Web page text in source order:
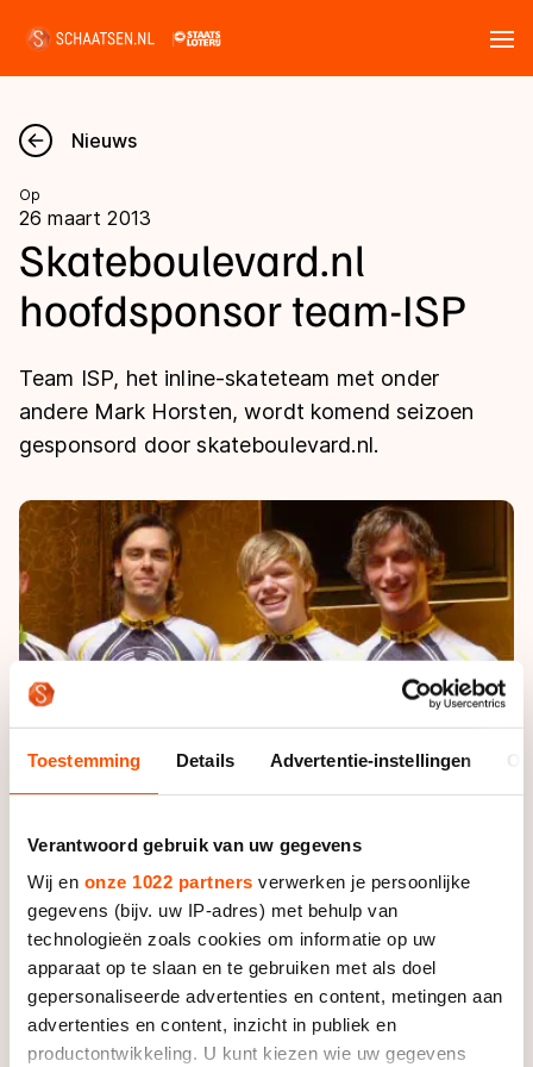
Toestemming Details Advertentie-instellingen
Verantwoord gebruik van uw gegevens
Wij en onze 1022 partners verwerken je persoonlijke
gegevens (bijv. uw IP-adres) met behulp van
technologieën zoals cookies om informatie op uw
apparaat op te slaan en te gebruiken met als doel
gepersonaliseerde advertenties en content, metingen aan
advertenties en content, inzicht in publiek en
productontwikkeling. U kunt kiezen wie uw gegevens
Nieuws
Kalender
Disciplines
Langebaan
Shorttrack
Kunstschaatsen
Schoonrijden
Natuurijs
Uitslagen
Langebaan
Marathon
Inlineskaten
Kunstschaatsen
Tijden & historie
Ranglijsten Langebaan
Persoonlijke records & tijden
Historie & statistiek
De weg op
Inschrijven wedstrijden
Algemene Nederlandse Schaatstijd
Deze zomer de weg op
Waar kan ik schaatsen en skaten?
Schaatsfans
Evenementen
Tickets
Livestreams
Word schaatsfan!
Winacties
Olympische Spelen
Olympische Spelen
Medaille overzicht
Medaillespiegel
Olympische uitslagen
Van Jong tot Goud verhalen
Nieuws
Op
26 maart 2013
Skateboulevard.nl
hoofdsponsor team-ISP
Team ISP, het inline-skateteam met onder
andere Mark Horsten, wordt komend seizoen
gesponsord door skateboulevard.nl.
Het team, dat naast skateboulevard.nl ook co-